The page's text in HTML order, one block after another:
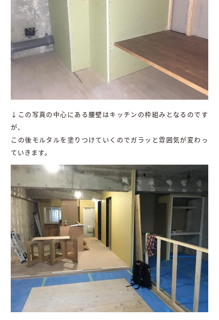
↓この写真の中心にある腰壁はキッチンの枠組みとなるのです
が、
この後モルタルを塗りつけていくのでガラッと雰囲気が変わっ
ていきます。